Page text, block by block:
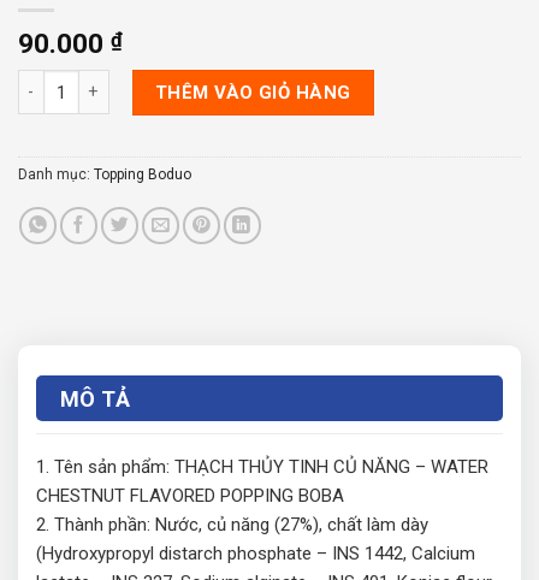
90.000 ₫
Thạch Thủy Tinh Củ Năng Boduo số lượng
THÊM VÀO GIỎ HÀNG
Danh mục: Topping Boduo
MÔ TẢ
1. Tên sản phẩm: THẠCH THỦY TINH CỦ NĂNG – WATER
CHESTNUT FLAVORED POPPING BOВА
2. Thành phần: Nước, củ năng (27%), chất làm dày
(Hydroxypropyl distarch phosphate – INS 1442, Calcium